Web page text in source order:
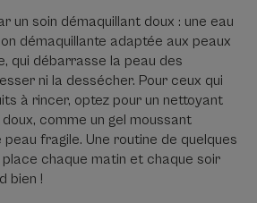
un soin démaquillant doux : une eau
démaquillante adaptée aux peaux
qui débarrasse la peau des
ni la dessécher. Pour ceux qui
à rincer, optez pour un nettoyant
comme un gel moussant
fragile. Une routine de quelques
chaque matin et chaque soir
bien !